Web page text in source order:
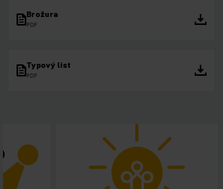
Brožura
PDF
Typový list
PDF